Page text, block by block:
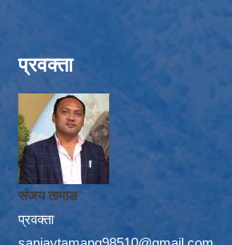
प्रवक्ता
संजय तामाङ
प्रवक्ता